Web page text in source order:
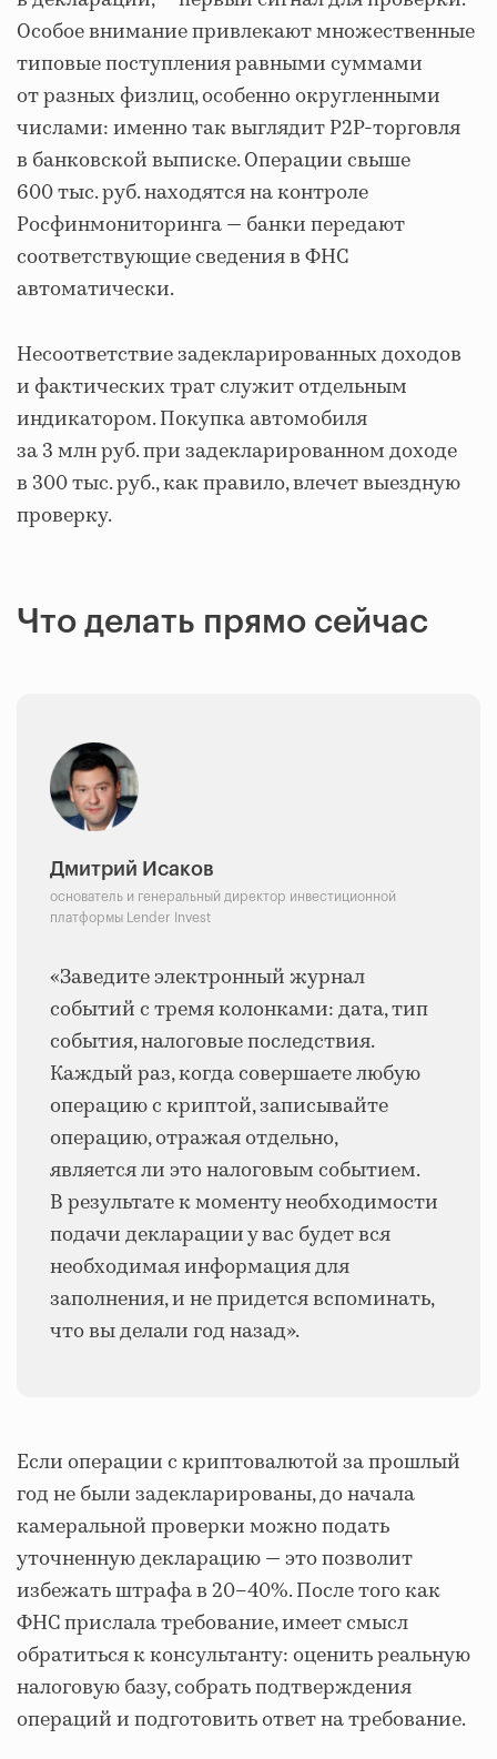
Особое внимание привлекают множественные
типовые поступления равными суммами
от разных физлиц, особенно округленными
числами: именно так выглядит P2P-торговля
в банковской выписке. Операции свыше
600 тыс. руб. находятся на контроле
Росфинмониторинга — банки передают
соответствующие сведения в ФНС
автоматически.
Несоответствие задекларированных доходов
и фактических трат служит отдельным
индикатором. Покупка автомобиля
за 3 млн руб. при задекларированном доходе
в 300 тыс. руб., как правило, влечет выездную
проверку.
Что делать прямо сейчас
Дмитрий Исаков
основатель и генеральный директор инвестиционной
платформы Lender Invest
«Заведите электронный журнал
событий с тремя колонками: дата, тип
события, налоговые последствия.
Каждый раз, когда совершаете любую
операцию с криптой, записывайте
операцию, отражая отдельно,
является ли это налоговым событием.
В результате к моменту необходимости
подачи декларации у вас будет вся
необходимая информация для
заполнения, и не придется вспоминать,
что вы делали год назад».
Если операции с криптовалютой за прошлый
год не были задекларированы, до начала
камеральной проверки можно подать
уточненную декларацию — это позволит
избежать штрафа в 20–40%. После того как
ФНС прислала требование, имеет смысл
обратиться к консультанту: оценить реальную
налоговую базу, собрать подтверждения
операций и подготовить ответ на требование.